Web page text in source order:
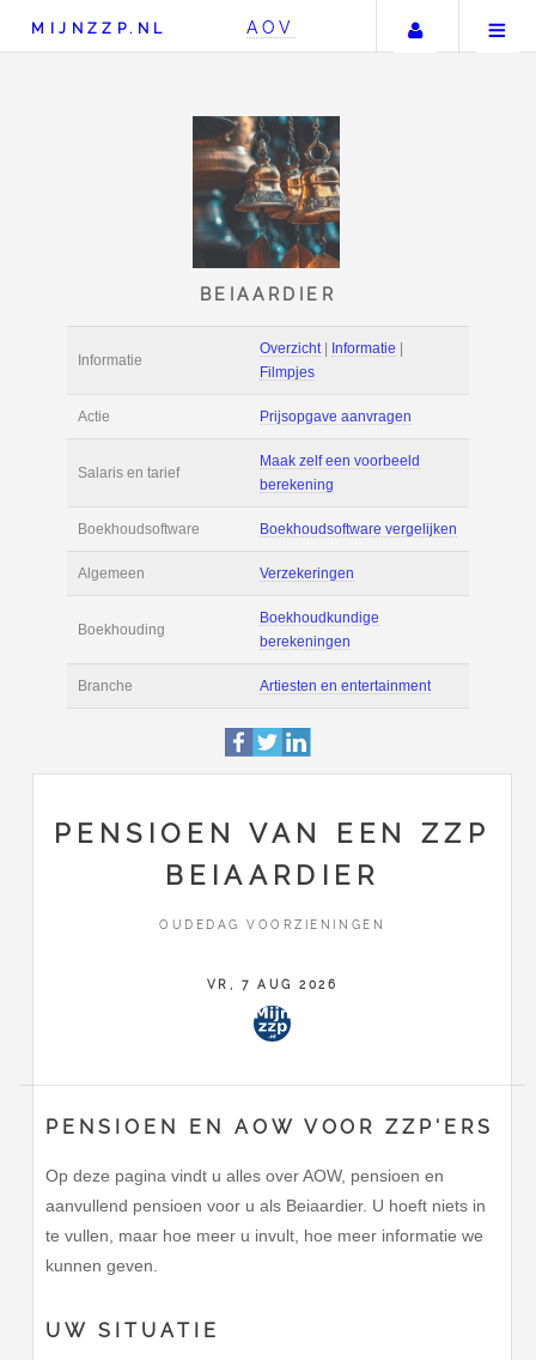
MIJNZZP.NL AOV Uw
BEIAARDIER
Actie
Boekhoudsoftware
Boekhouding
berekeningen
PENSIOEN VAN EEN ZZP
BEIAARDIER
OUDEDAG VOORZIENINGEN
VR, 7 AUG 2026
PENSIOEN EN AOW VOOR ZZP'ERS
Op deze pagina vindt u alles over AOW, pensioen en
aanvullend pensioen voor u als Beiaardier. U hoeft niets in
te vullen, maar hoe meer u invult, hoe meer informatie we
kunnen geven.
UW SITUATIE